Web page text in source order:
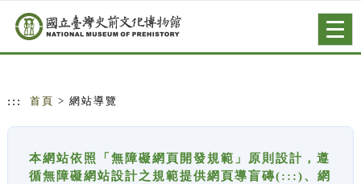
跳到主要內容
網站導覽
::: 首頁 > 網站導覽
本網站依照「無障礙網頁開發規範」原則設計，遵
循無障礙網站設計之規範提供網頁導盲磚(:::)、網